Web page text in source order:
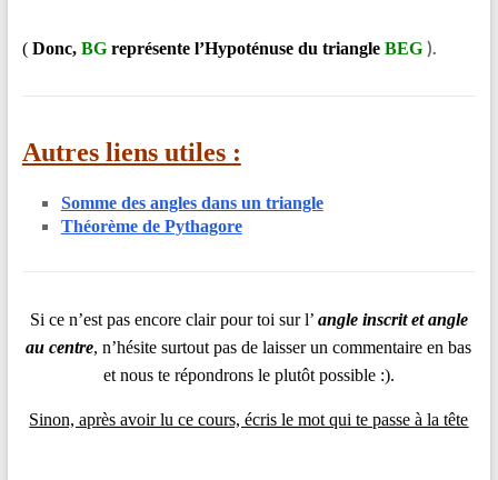
(Donc, BG représente l’Hypoténuse du triangle BEG ).
Autres liens utiles :
Somme des angles dans un triangle
Théorème de Pythagore
Si ce n’est pas encore clair pour toi sur l’ angle inscrit et angle
au centre, n’hésite surtout pas de laisser un commentaire en bas
et nous te répondrons le plutôt possible :).
Sinon, après avoir lu ce cours, écris le mot qui te passe à la tête